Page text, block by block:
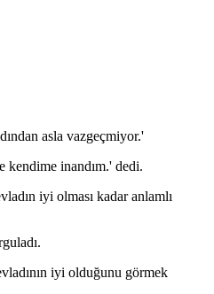
asla vazgeçmiyor.'
kendime inandım.' dedi.
iyi olması kadar anlamlı
iyi olduğunu görmek